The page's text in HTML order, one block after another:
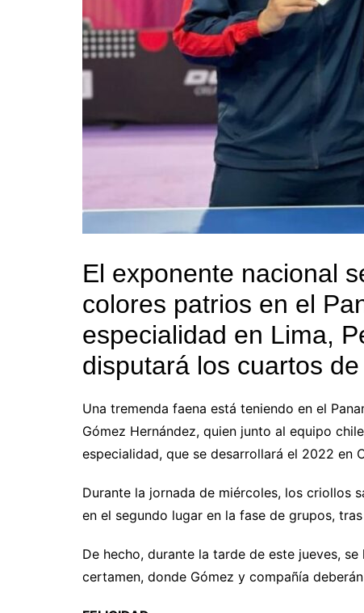
El exponente nacional
colores patrios en el
especialidad en Lima,
disputará los cuartos
Una tremenda faena está teniendo en el
Gómez Hernández, quien junto al equipo
especialidad, que se desarrollará el 2022 en
Durante la jornada de miércoles, los criollos
en el segundo lugar en la fase de grupos,
De hecho, durante la tarde de este jueves,
certamen, donde Gómez y compañía